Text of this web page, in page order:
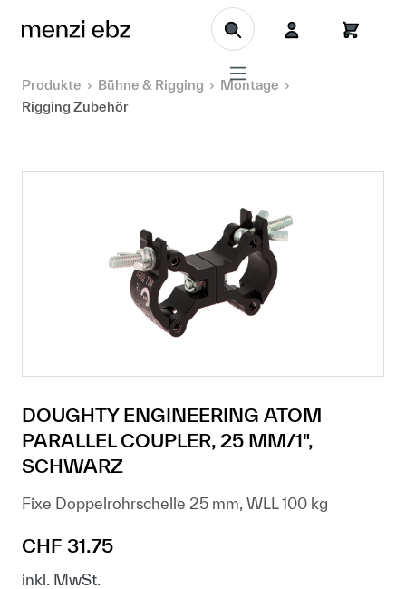
Zum Hauptinhalt springen
Produkte Bühne & Rigging
Montage
Rigging Zubehör
DOUGHTY ENGINEERING ATOM
PARALLEL COUPLER, 25 MM/1",
SCHWARZ
Fixe Doppelrohrschelle 25 mm, WLL 100 kg
Regulärer Preis:
CHF 31.75
inkl. MwSt.